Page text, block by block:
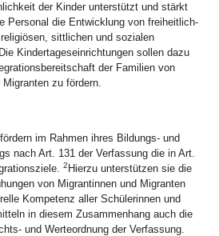
der Kinder unterstützt und stärkt
Personal die Entwicklung von freiheitlich-
sittlichen und sozialen
Die Kindertageseinrichtungen sollen dazu
der Familien von
Migranten zu fördern.
im Rahmen ihres Bildungs- und
nach Art. 131 der Verfassung die in Art.
2 Hierzu unterstützen sie die
von Migrantinnen und Migranten
Kompetenz aller Schülerinnen und
in diesem Zusammenhang auch die
und Werteordnung der Verfassung.